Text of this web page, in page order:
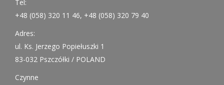
Tel:
+48 (058) 320 11 46, +48 (058) 320 79 40
Adres:
ul. Ks. Jerzego Popiełuszki 1
83-032 Pszczółki / POLAND
Czynne